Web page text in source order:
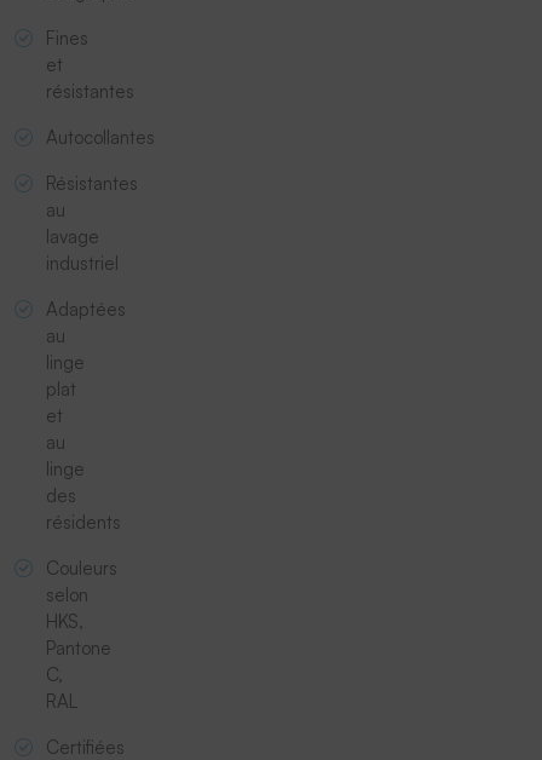
Fines
et
résistantes
Autocollantes
Résistantes
au
lavage
industriel
Adaptées
au
linge
plat
et
au
linge
des
résidents
Couleurs
selon
HKS,
Pantone
C,
RAL
Certifiées